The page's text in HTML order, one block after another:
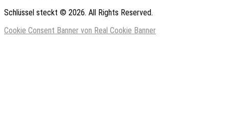
Schlüssel steckt © 2026. All Rights Reserved.
Cookie Consent Banner von Real Cookie Banner